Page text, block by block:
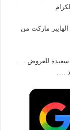
ماركت من
سعيدة للعروض ….
….